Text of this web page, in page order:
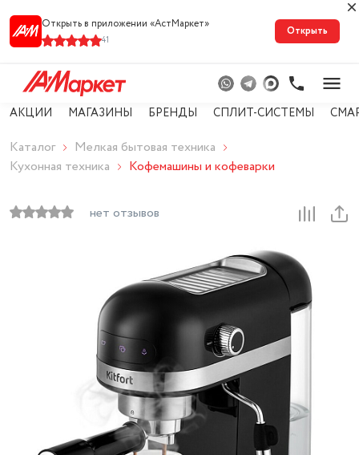
Открыть в приложении «АстМарке‪т‬»
41
Открыть
АКЦИИ МАГАЗИНЫ БРЕНДЫ СПЛИТ-СИСТЕМЫ
Каталог
Мелкая бытовая техника
Кухонная техника
Кофемашины и кофеварки
нет отзывов